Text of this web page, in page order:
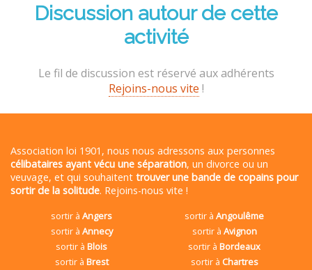
Discussion autour de cette
activité
Le fil de discussion est réservé aux adhérents
Rejoins-nous vite !
Association loi 1901, nous nous adressons aux personnes
célibataires ayant vécu une séparation, un divorce ou un
veuvage, et qui souhaitent trouver une bande de copains pour
sortir de la solitude. Rejoins-nous vite !
sortir àAngers sortir àAngoulême
sortir à Annecy sortir à Avignon
sortir àBlois sortir àBordeaux
sortir à Brest sortir à Chartres